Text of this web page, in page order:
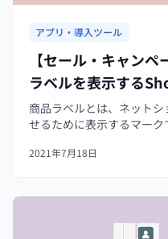
アプリ・導入ツール
【セール・キャン
ラベルを表示する
sales boost」を徹
商品ラベルとは、ネット
せるために表示するマー
「Ultimate sales boost」
2021年7月18日